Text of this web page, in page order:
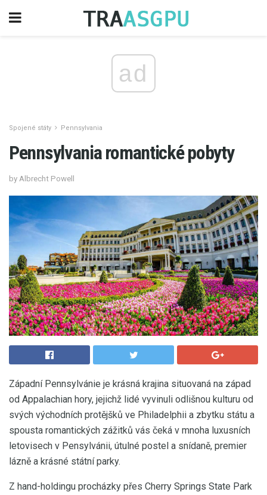
ad
Spojené státy Pennsylvania
Pennsylvania romantické pobyty
by Albrecht Powell
Západní Pennsylvánie je krásná krajina situovaná na západ
od Appalachian hory, jejichž lidé vyvinuli odlišnou kulturu od
svých východních protějšků ve Philadelphii a zbytku státu a
spousta romantických zážitků vás čeká v mnoha luxusních
letovisech v Pensylvánii, útulné postel a snídaně, premier
lázně a krásné státní parky.
Z hand-holdingu procházky přes Cherry Springs State Park